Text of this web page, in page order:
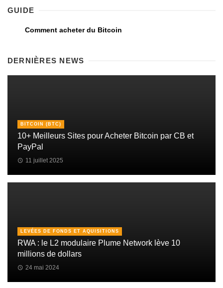
GUIDE
Comment acheter du Bitcoin
DERNIÈRES NEWS
BITCOIN (BTC)
10+ Meilleurs Sites pour Acheter Bitcoin par CB et
PayPal
11 juillet 2025
LEVÉES DE FONDS ET AQUISITIONS
RWA : le L2 modulaire Plume Network lève 10
millions de dollars
24 mai 2024